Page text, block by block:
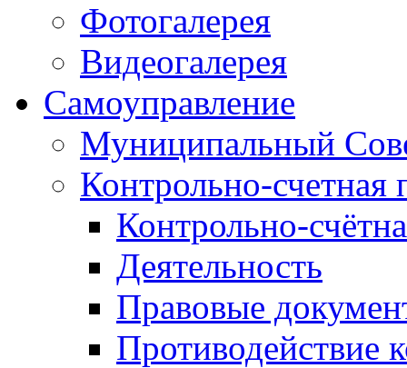
Фотогалерея
Видеогалерея
Самоуправление
Муниципальный
Контрольно-счетная
Контрольно-
Деятельность
Правовые
Противодействие